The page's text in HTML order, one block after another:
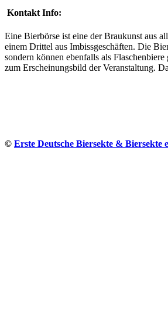
Kontakt Info:
Eine Bierbörse ist eine der Braukunst aus
einem Drittel aus Imbissgeschäften. Die
sondern können ebenfalls als
zum Erscheinungsbild der Veranstaltung.
© Erste Deutsche Biersekte & Biersekte